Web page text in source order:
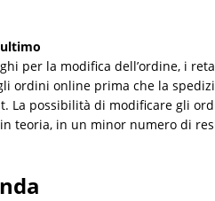
per la modifica dell’ordine, i
ordini online prima che la
La possibilità di modificare gli
teoria, in un minor numero di